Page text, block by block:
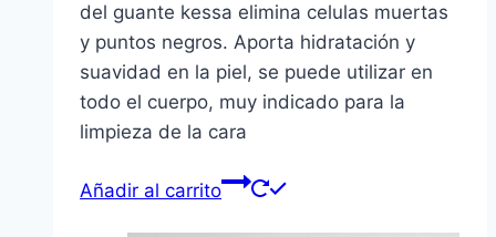
del guante kessa elimina celulas muertas
y puntos negros. Aporta hidratación y
suavidad en la piel, se puede utilizar en
todo el cuerpo, muy indicado para la
limpieza de la cara
Añadir al carrito